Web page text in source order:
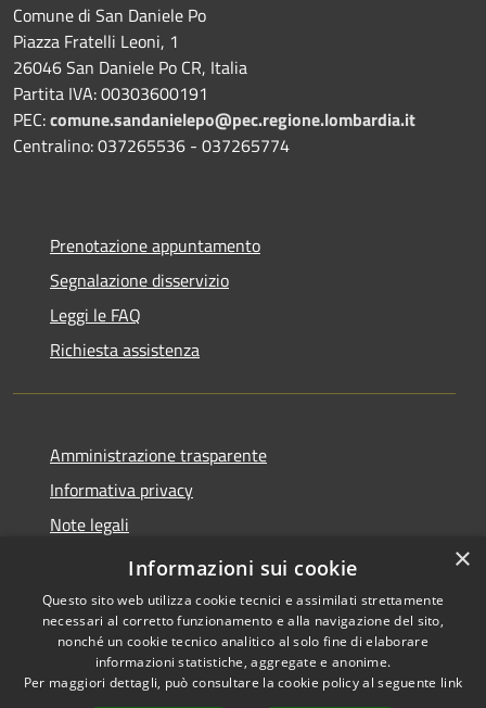
Comune di San Daniele Po
Piazza Fratelli Leoni, 1
26046 San Daniele Po CR, Italia
Partita IVA: 00303600191
PEC:comune.sandanielepo@pec.regione.lombardia.it
Centralino: 037265536 - 037265774
Prenotazione appuntamento
Segnalazione disservizio
Leggi le FAQ
Richiesta assistenza
Amministrazione trasparente
Informativa privacy
Note legali
Dichiarazione di accessibilità
Accessibilità
Copyright © 2026 • Comune di
San Daniele Po • Powered by
×
Informazioni sui cookie
Questo sito web utilizza cookie tecnici e assimilati strettamente
necessari al corretto funzionamento e alla navigazione del sito,
nonché un cookie tecnico analitico al solo fine di elaborare
informazioni statistiche, aggregate e anonime.
Per maggiori dettagli, può consultare la cookie policy al seguente link